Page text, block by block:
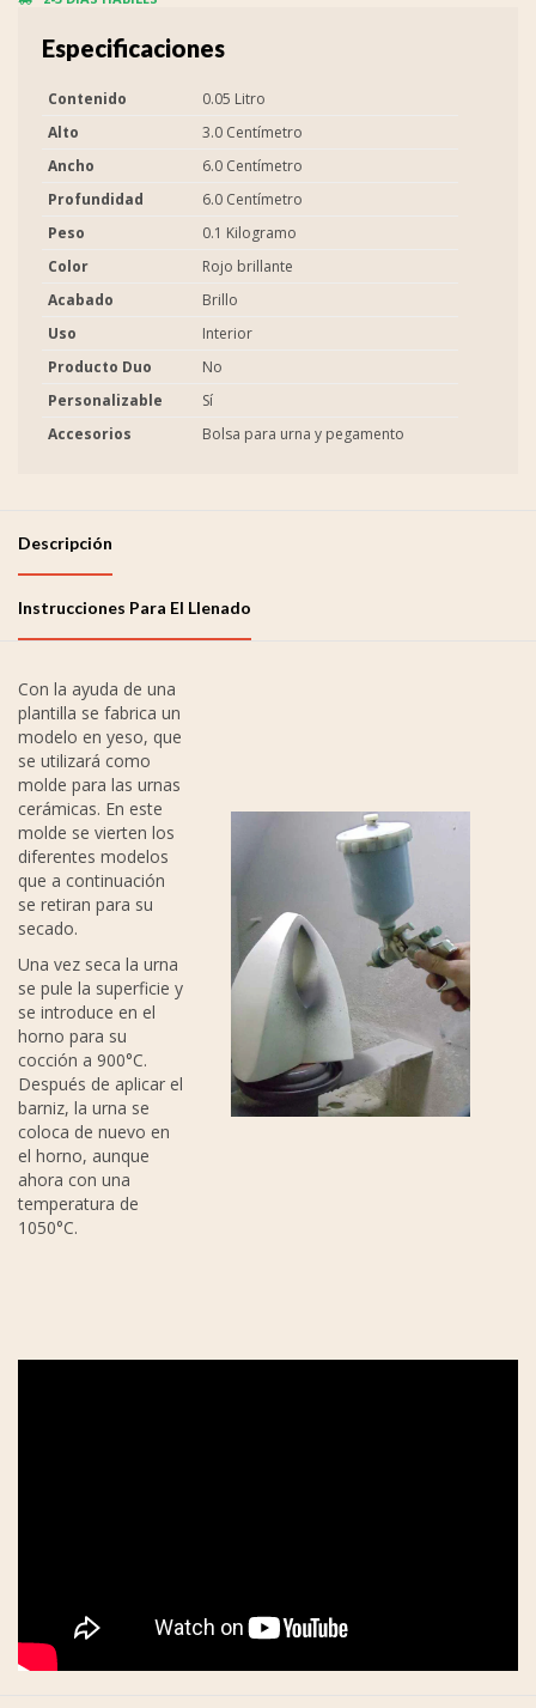
Especificaciones
Contenido
0.05 Litro
Alto
3.0 Centímetro
Ancho
6.0 Centímetro
Profundidad
6.0 Centímetro
Peso
0.1 Kilogramo
Color
Rojo brillante
Acabado
Brillo
Uso
Interior
Producto Duo
No
Personalizable
Sí
Accesorios
Bolsa para urna y pegamento
Descripción
Instrucciones Para El Llenado
Con la ayuda de una
plantilla se fabrica un
modelo en yeso, que
se utilizará como
molde para las urnas
cerámicas. En este
molde se vierten los
diferentes modelos
que a continuación
se retiran para su
secado.
Una vez seca la urna
se pule la superficie y
se introduce en el
horno para su
cocción a 900°C.
Después de aplicar el
barniz, la urna se
coloca de nuevo en
el horno, aunque
ahora con una
temperatura de
1050°C.